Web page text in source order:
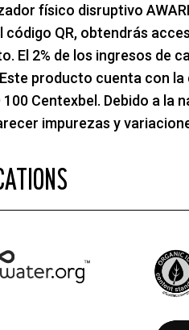
físico disruptivo
código QR, obtendrás
El 2% de los ingresos de
producto cuenta con
100 Centexbel. Debido a
impurezas y